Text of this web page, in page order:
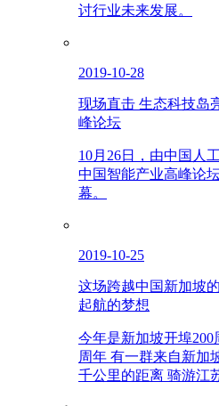
讨行业未来发展。
2019-10-28
现场直击 生态科技岛
峰论坛
10月26日，由中国人
中国智能产业高峰论
幕。
2019-10-25
这场跨越中国新加坡
起航的梦想
今年是新加坡开埠
周年 有一群来自新加
千公里的距离 骑游江